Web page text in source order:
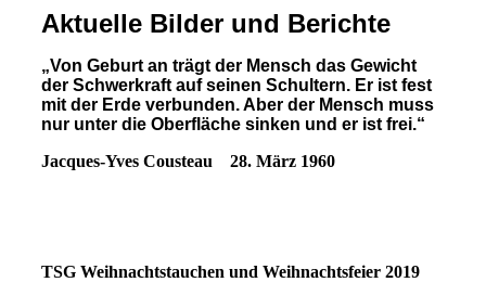
Aktuelle Bilder und Berichte
„Von Geburt an trägt der Mensch das Gewicht
der Schwerkraft auf seinen Schultern. Er ist fest
mit der Erde verbunden. Aber der Mensch muss
nur unter die Oberfläche sinken und er ist frei.“
Jacques-Yves Cousteau 28. März 1960
TSG Weihnachtstauchen und Weihnachtsfeier 2019